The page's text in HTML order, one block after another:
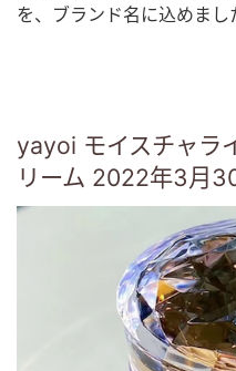
を、ブランド名に込めまし
yayoi モイスチャラ
リーム⁣ 2022年3月